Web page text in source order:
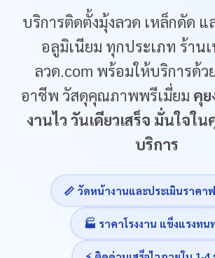
บริการติดตั้งมุ้งลวด เหล็กดัด แ
อลูมิเนียม ทุกประเภท ร้าน
ลวด.com พร้อมให้บริการด้ว
อาชีพ วัสดุคุณภาพพรีเมี่ยม คุย
งานไว วันเดียวเสร็จ มั่นใจใ
บริการ
📏 วัดหน้างานและประเมินราคา
🏭 ราคาโรงงาน แข็งแรงทน